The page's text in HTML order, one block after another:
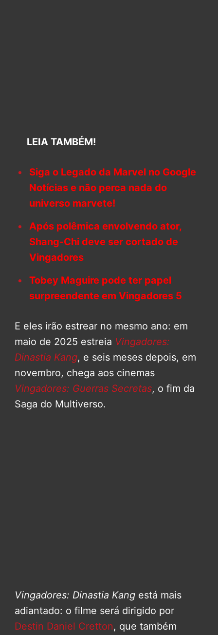
LEIA TAMBÉM!
Siga o Legado da Marvel no Google
Notícias e não perca nada do
universo marvete!
Após polêmica envolvendo ator,
Shang-Chi deve ser cortado de
Vingadores
Tobey Maguire pode ter papel
surpreendente em Vingadores 5
E eles irão estrear no mesmo ano: em
maio de 2025 estreia Vingadores:
Dinastia Kang, e seis meses depois, em
novembro, chega aos cinemas
Vingadores: Guerras Secretas, o fim da
Saga do Multiverso.
Vingadores: Dinastia Kang está mais
adiantado: o filme será dirigido por
Destin Daniel Cretton, que também